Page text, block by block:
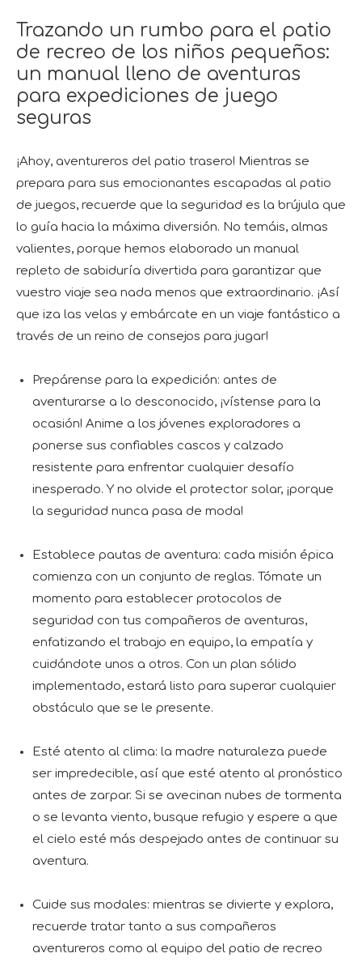
Trazando un rumbo para el patio
de recreo de los niños pequeños:
un manual lleno de aventuras
para expediciones de juego
seguras
¡Ahoy, aventureros del patio trasero! Mientras se
prepara para sus emocionantes escapadas al patio
de juegos, recuerde que la seguridad es la brújula que
lo guía hacia la máxima diversión. No temáis, almas
valientes, porque hemos elaborado un manual
repleto de sabiduría divertida para garantizar que
vuestro viaje sea nada menos que extraordinario. ¡Así
que iza las velas y embárcate en un viaje fantástico a
través de un reino de consejos para jugar!
Prepárense para la expedición: antes de
aventurarse a lo desconocido, ¡vístense para la
ocasión! Anime a los jóvenes exploradores a
ponerse sus confiables cascos y calzado
resistente para enfrentar cualquier desafío
inesperado. Y no olvide el protector solar, ¡porque
la seguridad nunca pasa de moda!
Establece pautas de aventura: cada misión épica
comienza con un conjunto de reglas. Tómate un
momento para establecer protocolos de
seguridad con tus compañeros de aventuras,
enfatizando el trabajo en equipo, la empatía y
cuidándote unos a otros. Con un plan sólido
implementado, estará listo para superar cualquier
obstáculo que se le presente.
Esté atento al clima: la madre naturaleza puede
ser impredecible, así que esté atento al pronóstico
antes de zarpar. Si se avecinan nubes de tormenta
o se levanta viento, busque refugio y espere a que
el cielo esté más despejado antes de continuar su
aventura.
Cuide sus modales: mientras se divierte y explora,
recuerde tratar tanto a sus compañeros
aventureros como al equipo del patio de recreo